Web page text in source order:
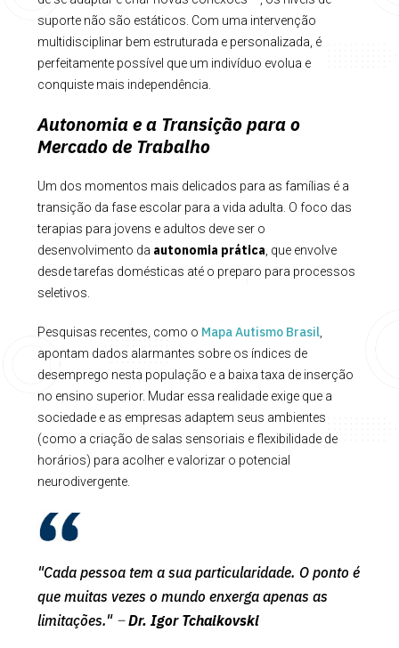
suporte não são estáticos. Com uma intervenção
multidisciplinar bem estruturada e personalizada, é
perfeitamente possível que um indivíduo evolua e
conquiste mais independência.
Autonomia e a Transição para o
Mercado de Trabalho
Um dos momentos mais delicados para as famílias é a
transição da fase escolar para a vida adulta. O foco das
terapias para jovens e adultos deve ser o
desenvolvimento da autonomia prática , que envolve
desde tarefas domésticas até o preparo para processos
seletivos.
Pesquisas recentes, como o Mapa Autismo Brasil,
apontam dados alarmantes sobre os índices de
desemprego nesta população e a baixa taxa de inserção
no ensino superior. Mudar essa realidade exige que a
sociedade e as empresas adaptem seus ambientes
(como a criação de salas sensoriais e flexibilidade de
horários) para acolher e valorizar o potencial
neurodivergente.
"Cada pessoa tem a sua particularidade. O ponto é
que muitas vezes o mundo enxerga apenas as
limitações." –Dr. Igor Tchaikovski